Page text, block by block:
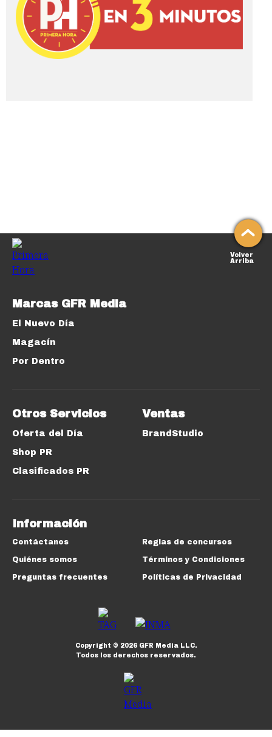
Volver
Arriba
Marcas GFR Media
El Nuevo Día
Magacín
Por Dentro
Otros Servicios
Oferta del Día
Shop PR
Clasificados PR
Ventas
BrandStudio
Información
Contáctanos
Quiénes somos
Preguntas frecuentes
Reglas de concursos
Términos y Condiciones
Políticas de Privacidad
Copyright © 2026GFR Media LLC.
Todos los derechos reservados.